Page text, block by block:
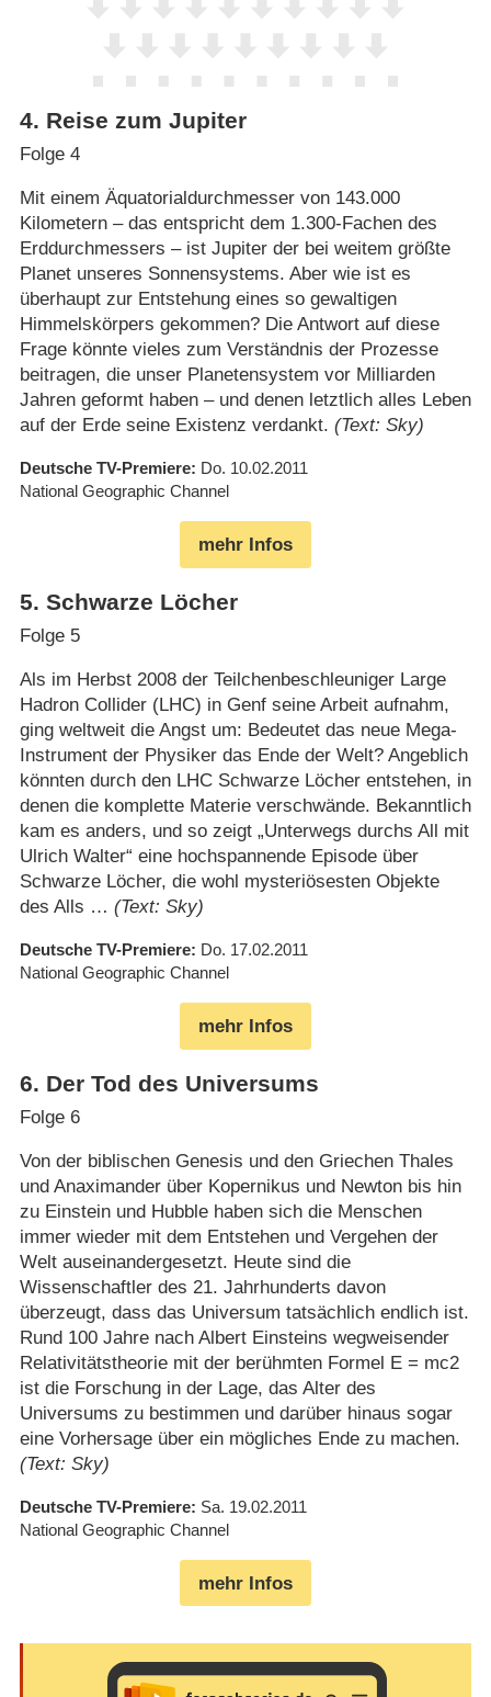
4. Reise zum Jupiter
Folge 4
Mit einem Äquatorialdurchmesser von 143.000
Kilometern – das entspricht dem 1.300-Fachen des
Erddurchmessers – ist Jupiter der bei weitem größte
Planet unseres Sonnensystems. Aber wie ist es
überhaupt zur Entstehung eines so gewaltigen
Himmelskörpers gekommen? Die Antwort auf diese
Frage könnte vieles zum Verständnis der Prozesse
beitragen, die unser Planetensystem vor Milliarden
Jahren geformt haben – und denen letztlich alles Leben
auf der Erde seine Existenz verdankt. (Text: Sky)
Deutsche TV-Premiere Do. 10.02.2011
National Geographic Channel
mehr Infos
5. Schwarze Löcher
Folge 5
Als im Herbst 2008 der Teilchenbeschleuniger Large
Hadron Collider (LHC) in Genf seine Arbeit aufnahm,
ging weltweit die Angst um: Bedeutet das neue Mega-
Instrument der Physiker das Ende der Welt? Angeblich
könnten durch den LHC Schwarze Löcher entstehen, in
denen die komplette Materie verschwände. Bekanntlich
kam es anders, und so zeigt „Unterwegs durchs All mit
Ulrich Walter“ eine hochspannende Episode über
Schwarze Löcher, die wohl mysteriösesten Objekte
des Alls … (Text: Sky)
Deutsche TV-Premiere Do. 17.02.2011
National Geographic Channel
mehr Infos
6. Der Tod des Universums
Folge 6
Von der biblischen Genesis und den Griechen Thales
und Anaximander über Kopernikus und Newton bis hin
zu Einstein und Hubble haben sich die Menschen
immer wieder mit dem Entstehen und Vergehen der
Welt auseinandergesetzt. Heute sind die
Wissenschaftler des 21. Jahrhunderts davon
überzeugt, dass das Universum tatsächlich endlich ist.
Rund 100 Jahre nach Albert Einsteins wegweisender
Relativitätstheorie mit der berühmten Formel E = mc2
ist die Forschung in der Lage, das Alter des
Universums zu bestimmen und darüber hinaus sogar
eine Vorhersage über ein mögliches Ende zu machen.
(Text: Sky)
Deutsche TV-Premiere Sa. 19.02.2011
National Geographic Channel
mehr Infos